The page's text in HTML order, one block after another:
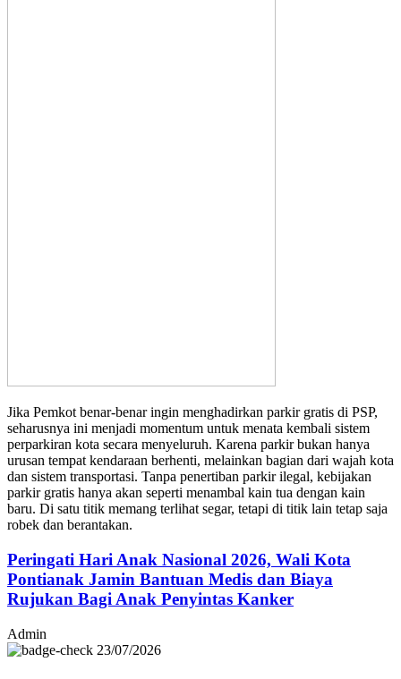
Jika Pemkot benar-benar ingin menghadirkan parkir gratis di PSP,
seharusnya ini menjadi momentum untuk menata kembali sistem
perparkiran kota secara menyeluruh. Karena parkir bukan hanya
urusan tempat kendaraan berhenti, melainkan bagian dari wajah kota
dan sistem transportasi. Tanpa penertiban parkir ilegal, kebijakan
parkir gratis hanya akan seperti menambal kain tua dengan kain
baru. Di satu titik memang terlihat segar, tetapi di titik lain tetap saja
robek dan berantakan.
Peringati Hari Anak Nasional 2026, Wali Kota
Pontianak Jamin Bantuan Medis dan Biaya
Rujukan Bagi Anak Penyintas Kanker
Admin
23/07/2026